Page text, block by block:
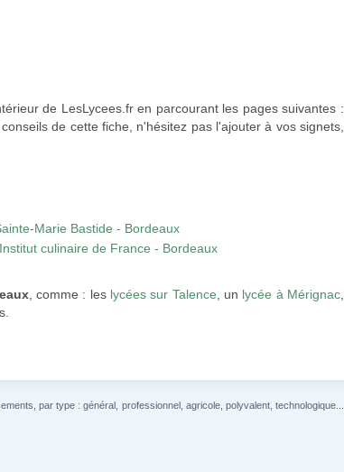
de LesLycees.fr en parcourant les pages suivantes :
de cette fiche, n'hésitez pas l'ajouter à vos signets,
Marie Bastide - Bordeaux
culinaire de France - Bordeaux
, comme : les lycées sur Talence , un lycée à Mérignac
par type : général, professionnel, agricole, polyvalent, technologique...